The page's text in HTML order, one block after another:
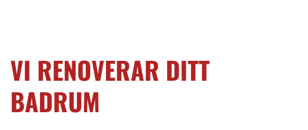
VI RENOVERAR DITT
BADRUM